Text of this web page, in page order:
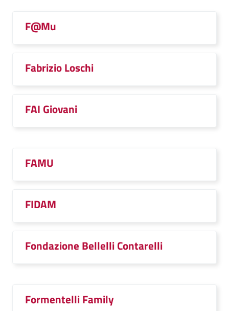
F@Mu
Fabrizio Loschi
FAI Giovani
FAMU
FIDAM
Fondazione Bellelli Contarelli
Formentelli Family